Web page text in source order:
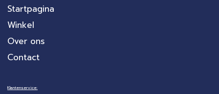
Startpagina
Winkel
Over ons
Contact
Klantenservice: